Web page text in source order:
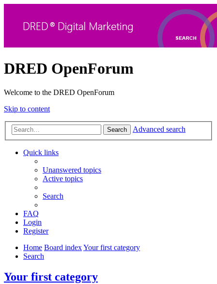
DRED OpenForum
Welcome to the DRED OpenForum
Skip to content
Search Advanced search
Quick links
Unanswered topics
Active topics
Search
FAQ
Login
Register
Home Board indexYour first category
Search
Your first category